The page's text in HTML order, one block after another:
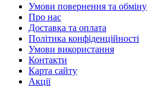
Умови повернення та обміну
Про нас
Доставка та оплата
Політика конфіденційності
Умови використання
Контакти
Карта сайту
Акції